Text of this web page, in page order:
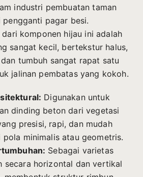
industri pembuatan taman
pagar besi.
komponen hijau ini adalah
sangat kecil, bertekstur halus,
tumbuh sangat rapat satu
jalinan pembatas yang kokoh.
Digunakan untuk
dinding beton dari vegetasi
presisi, rapi, dan mudah
minimalis atau geometris.
Sebagai varietas
secara horizontal dan vertikal